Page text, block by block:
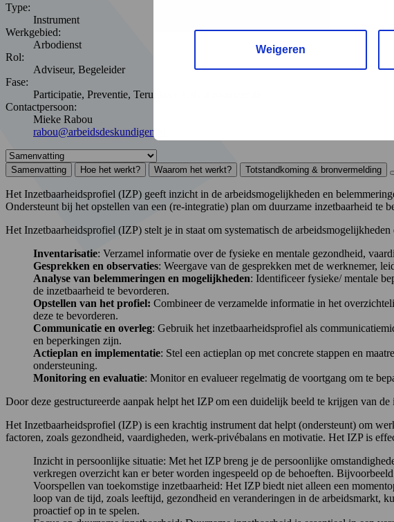
Weigeren
Type:
Instrument
Werkgebied:
Arbodienst
Rol:
Adviseur, Begeleider
Fase:
Participatie, Preventie, Terugkeer, Uitval re-integratie
Contactpersoon:
Mieke Rabou
rabou@arbeidsdeskundigen.nl
Samenvatting Hoe het werkt? Waarom het werkt? Totstandkoming & bronvermelding
Het Inzetbaarheidsprofiel (IZP) geeft inzicht in de arbeidsmogelijkheden en
Ondersteunt bij het opstellen van een (re-integratie) plan om duurzame inzetbaarheid te
Het Inzetbaarheidsprofiel (IZP) stelt je in staat om systematisch de
Inventarisatie: Verzamel informatie over de fysieke en mentale gezondheid,
Gesprekken en observaties: Weergave van de gesprekken met de werknemer,
Analyse van belemmeringen en mogelijkheden: Identificeer fysieke/ mentale
de inzetbaarheid te bevorderen.
Opstellen van het profiel: Combineer de verzamelde informatie in het
deze te bevorderen.
Communicatie en overleg: Gebruik het inzetbaarheidsprofiel als
en beperkingen zijn.
Actieplan en implementatie: Stel een actieplan op met concrete stappen en
ondersteuning.
Monitoring en evaluatie: Monitor en evalueer regelmatig de voortgang om te
Door deze gestructureerde aanpak helpt het IZP om een duidelijk beeld te krijgen van
Het Inzetbaarheidsprofiel (IZP) is een krachtig instrument dat helpt (ondersteunt) om
factoren, zoals gezondheid, vaardigheden, werk-privébalans en motivatie. Het IZP is
Inzicht in persoonlijke situatie: Met het IZP breng je de persoonlijke
verkregen overzicht kan er beter worden ingespeeld op de behoeften.
Voorspellen van toekomstige inzetbaarheid: Het IZP biedt niet alleen een
loop van de tijd, zoals leeftijd, gezondheid en veranderingen in de arbeidsmarkt,
proactief op in te spelen.